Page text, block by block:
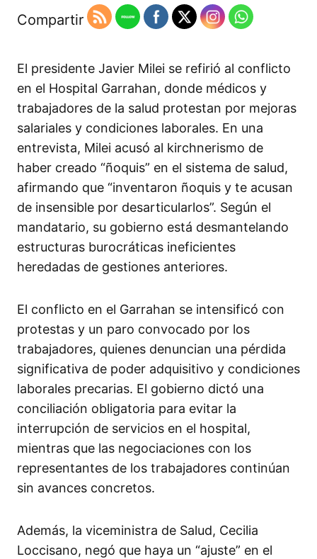
Compartir
El presidente Javier Milei se refirió al conflicto
en el Hospital Garrahan, donde médicos y
trabajadores de la salud protestan por mejoras
salariales y condiciones laborales. En una
entrevista, Milei acusó al kirchnerismo de
haber creado “ñoquis” en el sistema de salud,
afirmando que “inventaron ñoquis y te acusan
de insensible por desarticularlos”. Según el
mandatario, su gobierno está desmantelando
estructuras burocráticas ineficientes
heredadas de gestiones anteriores.
El conflicto en el Garrahan se intensificó con
protestas y un paro convocado por los
trabajadores, quienes denuncian una pérdida
significativa de poder adquisitivo y condiciones
laborales precarias. El gobierno dictó una
conciliación obligatoria para evitar la
interrupción de servicios en el hospital,
mientras que las negociaciones con los
representantes de los trabajadores continúan
sin avances concretos.
Además, la viceministra de Salud, Cecilia
Loccisano, negó que haya un “ajuste” en el